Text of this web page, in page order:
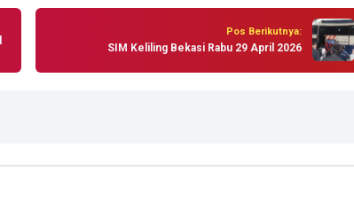
Pos Berikutnya:
SIM Keliling Bekasi Rabu 29 April 2026